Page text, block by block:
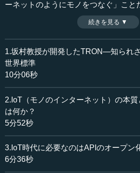
ーネットのようにモノをつなぐ」こと
何か。YRPユビキタス・ネットワーキ
洋大学情報連携学部学部長の坂村健氏
なオープンこそが、インターネット、
ることを強調する。（全9話中第2話）
収録日：2016年12月2日
追加日：2017年4月4日
カテゴリー：
科学技術
●一つのコンセプト、さまざまな
IoTのIはInternet、oはof、TはThings
始まり、同じような意味を持つ言葉が
続きを見る ▼
1.坂村教授が開発したTRON―知られ
世界標準
10分06秒
2.IoT（モノのインターネット）の本質
は何か？
5分52秒
3.IoT時代に必要なのはAPIのオープン
6分36秒